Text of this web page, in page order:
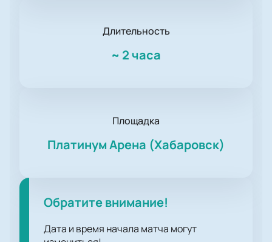
Длительность
~ 2 часа
Площадка
Платинум Арена (Хабаровск)
Обратите внимание!
Дата и время начала матча могут